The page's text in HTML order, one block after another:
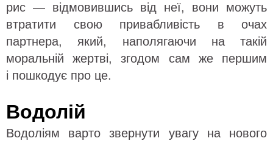
рис — відмовившись від неї, вони можуть
втратити свою привабливість в очах
партнера, який, наполягаючи на такій
моральній жертві, згодом сам же першим
і пошкодує про це.
Водолій
Водоліям варто звернути увагу на нового